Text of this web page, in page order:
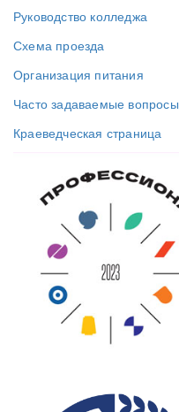
Руководство колледжа
Схема проезда
Организация питания
Часто задаваемые вопросы
Краеведческая страница